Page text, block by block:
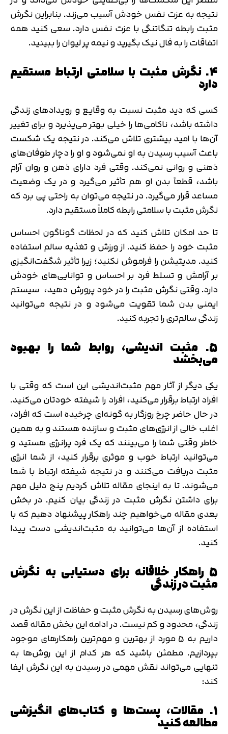
نتیجه به عزت نفس خودش آسیب می‌زند. بنابراین نگرش
مثبت رابطه تنگاتنگی با عزت نفس دارد. سعی کنید همه
اتفاقات را به فال نیک بگیرید و نیمه پر لیوان را ببینید.
4. نگرش مثبت با سلامتی ارتباط مستقیم
دارد
کسی که دید مثبت نسبت به وقایع و رویدادهای زندگی
داشته باشد، ناکامی‌ها را خیلی بهتر می‌پذیرد و برای تغییر
آن‌ها با امید بیشتری تلاش می‌کند. در نتیجه یک شکست
باعث آسیب رسیدن به او نمی‌شود و او را دچار طوفان‌های
ذهنی و روانی نمی‌کند. وقتی فرد دارای ذهن و روان آرام
باشد، قطعاً بدن او هم تأثیر می‌گیرد و در یک وضعیت
مساعد قرار می‌گیرد. در نتیجه می‌توان به راحتی پی برد که
نگرش مثبت با سلامتی رابطه کاملاً مستقیم دارد.
تا حد امکان تلاش کنید که در لحظات گوناگون احساس
مثبت خود را حفظ کنید. از ورزش و تغذیه سالم استفاده
کنید. مدیتیشن را فراموش نکنید؛ زیرا تأثیر شگفت‌انگیزی
بر آرامش و تسلط فرد بر احساس و توانایی‌های خودش
دارد. وقتی نگرش مثبت را در خود پرورش دهید، سیستم
ایمنی بدن شما تقویت می‌شود و در نتیجه می‌توانید
زندگی سالم‌تری را تجربه کنید.
5. مثبت اندیشی، روابط شما را بهبود
می‌بخشد
یکی دیگر از آثار مهم مثبت‌‌اندیشی این است که وقتی با
افراد ارتباط برقرار می‌کنید، افراد را شیفته خودتان می‌کنید.
در حال حاضر چرخ روزگار به گونه‌ای چرخیده است که افراد،
اغلب خالی از انرژی‌های مثبت و سازنده هستند و به همین
خاطر وقتی شما را می‌بینند که یک فرد پرانرژی هستید و
می‌توانید ارتباط خوب و موثری برقرار کنید، از شما انرژی
مثبت دریافت می‌کنند و در نتیجه شیفته ارتباط با شما
می‌شوند. تا به اینجای مقاله تلاش کردیم پنج دلیل مهم
برای داشتن نگرش مثبت در زندگی بیان کنیم. در بخش
بعدی مقاله می‌‎خواهیم چند راهکار پیشنهاد دهیم که با
استفاده از آن‌ها می‌توانید به مثبت‌اندیشی دست پیدا
کنید.
5 راهکار خلاقانه برای دستیابی به نگرش
مثبت در زندگی
روش‌های رسیدن به نگرش مثبت و حفاظت از این نگرش در
زندگی، محدود و کم نیست. در ادامه این بخش مقاله قصد
داریم به 5 مورد از بهترین و مهم‌ترین راهکارهای موجود
بپردازیم. مطمئن باشید که هر کدام از این روش‌ها به
تنهایی می‌تواند نقش مهمی در رسیدن به این نگرش ایفا
کند:
1. مقالات، پست‌ها و کتاب‌های انگیزشی
مطالعه کنید
اصلاح شماره
تایید کد
دریافت مجدد کد: 00:59
متوجه شدم